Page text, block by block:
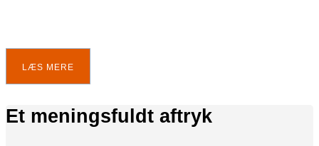
LÆS MERE
Et meningsfuldt aftryk